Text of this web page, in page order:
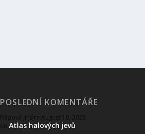
POSLEDNÍ KOMENTÁŘE
Filipová Jindra August 10, 2025
on Atlas halových jevů